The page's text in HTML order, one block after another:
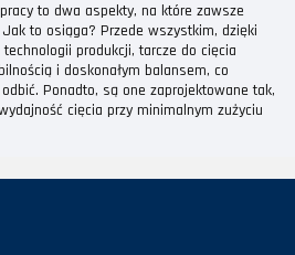
to dwa aspekty, na które zawsze
to osiąga? Przede wszystkim, dzięki
produkcji, tarcze do cięcia
i doskonałym balansem, co
Ponadto, są one zaprojektowane tak,
cięcia przy minimalnym zużyciu